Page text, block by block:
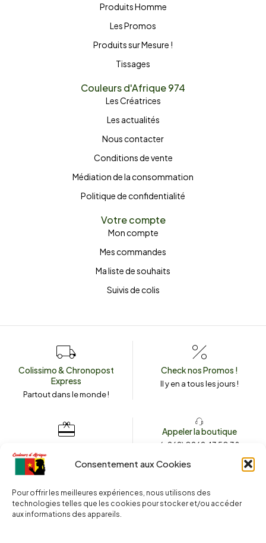
Consentement aux Cookies
Pour offrir les meilleures expériences, nous utilisons des
technologies telles que les cookies pour stocker et/ou accéder
aux informations des appareils.
Produits Homme
Les Promos
Produits sur Mesure !
Tissages
Couleurs d'Afrique 974
Les Créatrices
Les actualités
Nous contacter
Conditions de vente
Médiation de la consommation
Politique de confidentialité
Votre compte
Mon compte
Mes commandes
Ma liste de souhaits
Suivis de colis
Colissimo & Chronopost
Express
Partout dans le monde !
Check nos Promos !
Il y en a tous les jours !
couleursdafrique974.com
Appeler la boutique
(+262) 0262 43 50 38
2025 © Copyright Couleurs d’Afrique 974. Tous droits réservés.